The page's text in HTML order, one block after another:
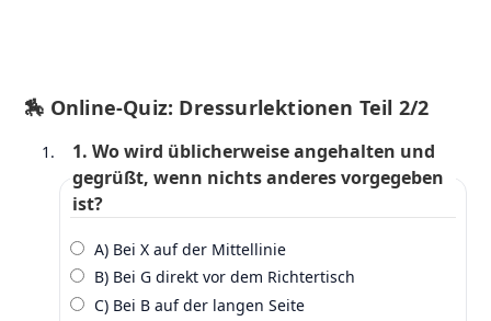
🏇 Online‑Quiz: Dressurlektionen Teil 2/2
1. Wo wird üblicherweise angehalten und
gegrüßt, wenn nichts anderes vorgegeben
ist?
A) Bei X auf der Mittellinie
B) Bei G direkt vor dem Richtertisch
C) Bei B auf der langen Seite